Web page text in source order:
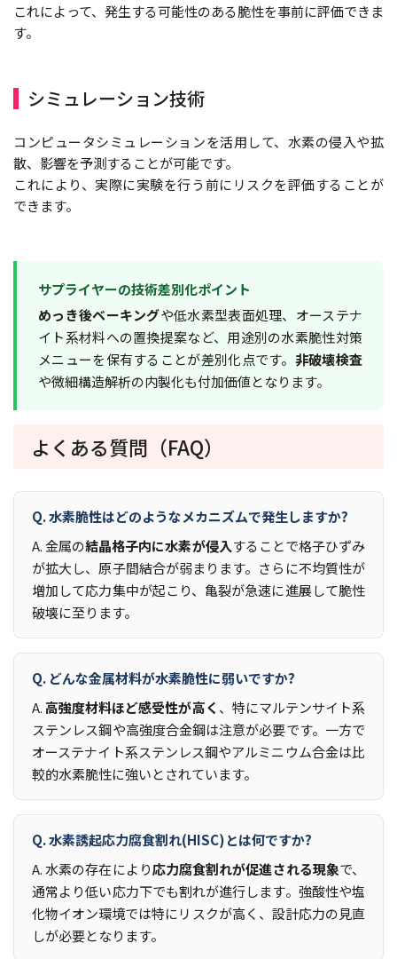
これによって、発生する可能性のある脆性を事前に評価できま
す。
シミュレーション技術
コンピュータシミュレーションを活用して、水素の侵入や拡
散、影響を予測することが可能です。
これにより、実際に実験を行う前にリスクを評価することが
できます。
サプライヤーの技術差別化ポイント
めっき後ベーキングや低水素型表面処理、オーステナ
イト系材料への置換提案など、用途別の水素脆性対策
メニューを保有することが差別化点です。 非破壊検査
や微細構造解析の内製化も付加価値となります。
よくある質問（FAQ）
Q. 水素脆性はどのようなメカニズムで発生しますか?
A. 金属の結晶格子内に水素が侵入することで格子ひずみ
が拡大し、原子間結合が弱まります。さらに不均質性が
増加して応力集中が起こり、亀裂が急速に進展して脆性
破壊に至ります。
Q. どんな金属材料が水素脆性に弱いですか?
A. 高強度材料ほど感受性が高く 、特にマルテンサイト系
ステンレス鋼や高強度合金鋼は注意が必要です。一方で
オーステナイト系ステンレス鋼やアルミニウム合金は比
較的水素脆性に強いとされています。
Q. 水素誘起応力腐食割れ(HISC)とは何ですか?
A. 水素の存在により応力腐食割れが促進される現象で、
通常より低い応力下でも割れが進行します。強酸性や塩
化物イオン環境では特にリスクが高く、設計応力の見直
しが必要となります。